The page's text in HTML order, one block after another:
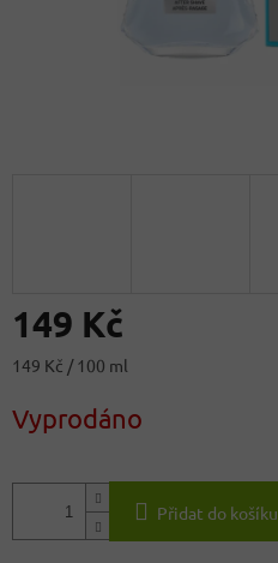
149 Kč
Měrná
149 Kč / 100 ml
Vyprodáno
Přidat do košíku